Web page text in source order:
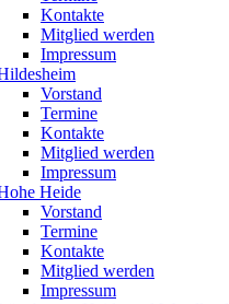
Kontakte
Mitglied werden
Impressum
Vorstand
Termine
Kontakte
Mitglied werden
Impressum
Heide
Vorstand
Termine
Kontakte
Mitglied werden
Impressum